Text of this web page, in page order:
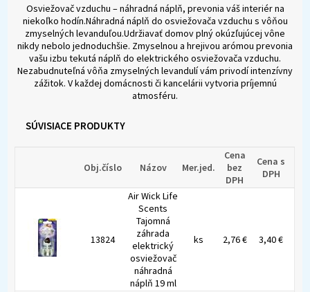
Osviežovač vzduchu – náhradná náplň, prevonia váš interiér na
niekoľko hodín.Náhradná náplň do osviežovača vzduchu s vôňou
zmyselných levanduľou.Udržiavať domov plný okúzľujúcej vône
nikdy nebolo jednoduchšie. Zmyselnou a hrejivou arómou prevonia
vašu izbu tekutá náplň do elektrického osviežovača vzduchu.
Nezabudnuteľná vôňa zmyselných levandulí vám privodí intenzívny
zážitok. V každej domácnosti či kancelárii vytvoria príjemnú
atmosféru.
SÚVISIACE PRODUKTY
Obj.číslo Názov Mer.jed.
Cena
bez
DPH
Cena s
DPH
13824
Air Wick Life
Scents
Tajomná
záhrada
elektrický
osviežovač
náhradná
náplň 19 ml
ks 2,76 € 3,40 €